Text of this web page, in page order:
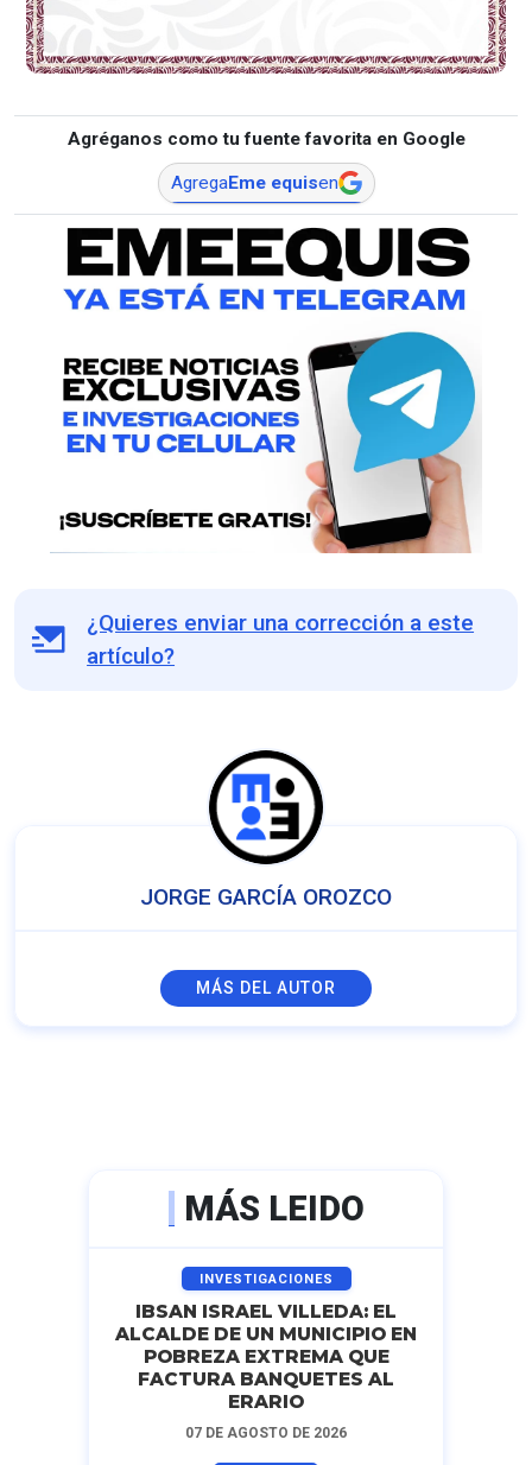
Agréganos como tu fuente favorita en Google
AgregaEme equisen
¿Quieres enviar una corrección a este
artículo?
JORGE GARCÍA OROZCO
MÁS DEL AUTOR
MÁS LEIDO
INVESTIGACIONES
IBSAN ISRAEL VILLEDA: EL
ALCALDE DE UN MUNICIPIO EN
POBREZA EXTREMA QUE
FACTURA BANQUETES AL
ERARIO
07 DE AGOSTO DE 2026